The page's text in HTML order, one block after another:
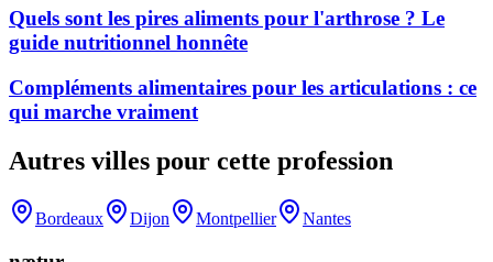
Quels sont les pires aliments pour l'arthrose ? Le
guide nutritionnel honnête
Compléments alimentaires pour les articulations : ce
qui marche vraiment
Autres villes pour cette profession
Bordeaux Dijon Montpellier Nantes